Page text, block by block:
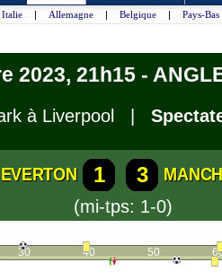
Italie | Allemagne | Belgique | Pays-Bas
2023, 21h15 -
à Liverpool |
EVERTON 1 3
(mi-tps: 1-0)
30 40 50